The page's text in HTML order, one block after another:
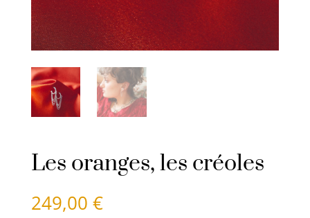
Les oranges, les créoles
249,00 €